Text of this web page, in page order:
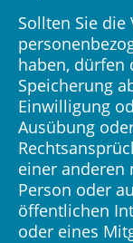
Sollten Sie
haben, dürfen
Speicherung
Einwilligung
Ausübung
einer anderen
Person oder
öffentlichen
oder eines